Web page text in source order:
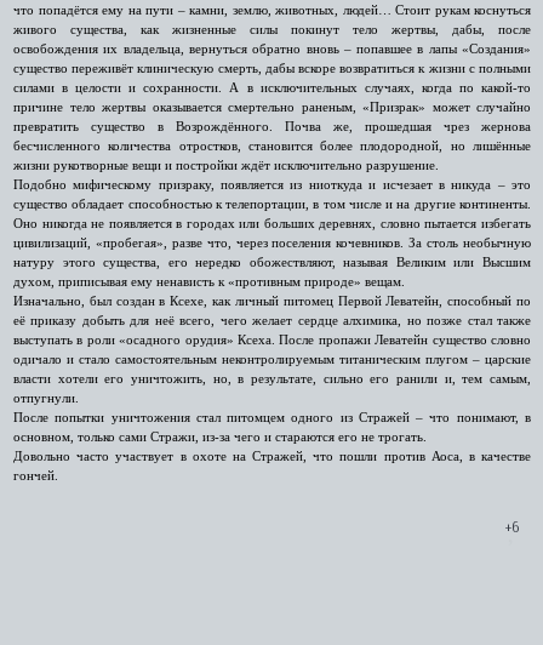
что попадётся ему на пути – камни, землю, животных, людей… Стоит рукам коснуться
живого существа, как жизненные силы покинут тело жертвы, дабы, после
освобождения их владельца, вернуться обратно вновь – попавшее в лапы «Создания»
существо переживёт клиническую смерть, дабы вскоре возвратиться к жизни с полными
силами в целости и сохранности. А в исключительных случаях, когда по какой-то
причине тело жертвы оказывается смертельно раненым, «Призрак» может случайно
превратить существо в Возрождённого. Почва же, прошедшая чрез жернова
бесчисленного количества отростков, становится более плодородной, но лишённые
жизни рукотворные вещи и постройки ждёт исключительно разрушение.
Подобно мифическому призраку, появляется из ниоткуда и исчезает в никуда – это
существо обладает способностью к телепортации, в том числе и на другие континенты.
Оно никогда не появляется в городах или больших деревнях, словно пытается избегать
цивилизаций, «пробегая», разве что, через поселения кочевников. За столь необычную
натуру этого существа, его нередко обожествляют, называя Великим или Высшим
духом, приписывая ему ненависть к «противным природе» вещам.
Изначально, был создан в Ксехе, как личный питомец Первой Леватейн, способный по
её приказу добыть для неё всего, чего желает сердце алхимика, но позже стал также
выступать в роли «осадного орудия» Ксеха. После пропажи Леватейн существо словно
одичало и стало самостоятельным неконтролируемым титаническим плугом – царские
власти хотели его уничтожить, но, в результате, сильно его ранили и, тем самым,
отпугнули.
После попытки уничтожения стал питомцем одного из Стражей – что понимают, в
основном, только сами Стражи, из-за чего и стараются его не трогать.
Довольно часто участвует в охоте на Стражей, что пошли против Аоса, в качестве
гончей.
+6